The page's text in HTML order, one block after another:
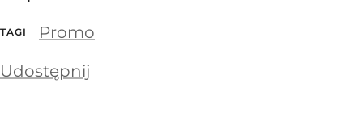
TAGI
Promo
Udostępnij